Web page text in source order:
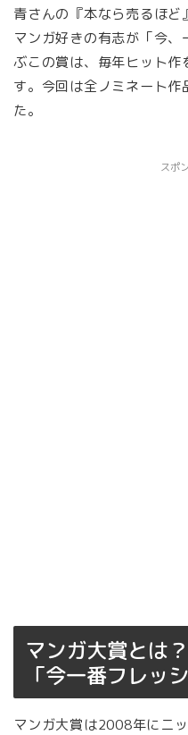
青さんの『本なら売るほ
マンガ好きの有志が「今
ぶこの賞は、毎年ヒット
す。今回は全ノミネート
た。
スポ
マンガ大賞とは
「今一番フレッ
マンガ大賞は2008年にニ